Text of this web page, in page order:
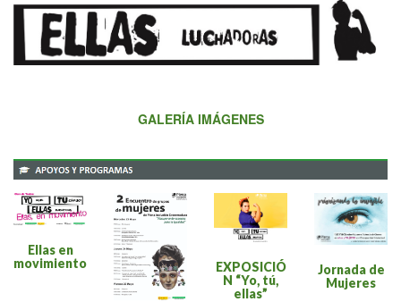
GALERÍA IMÁGENES
Ellas en
movimiento
EXPOSICIÓ
N “Yo, tú,
ellas”
Jornada de
Mujeres